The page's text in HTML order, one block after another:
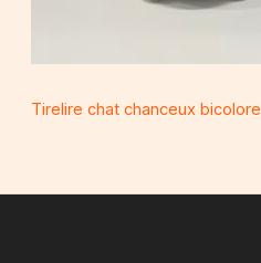
Tirelire chat chanceux bicolore